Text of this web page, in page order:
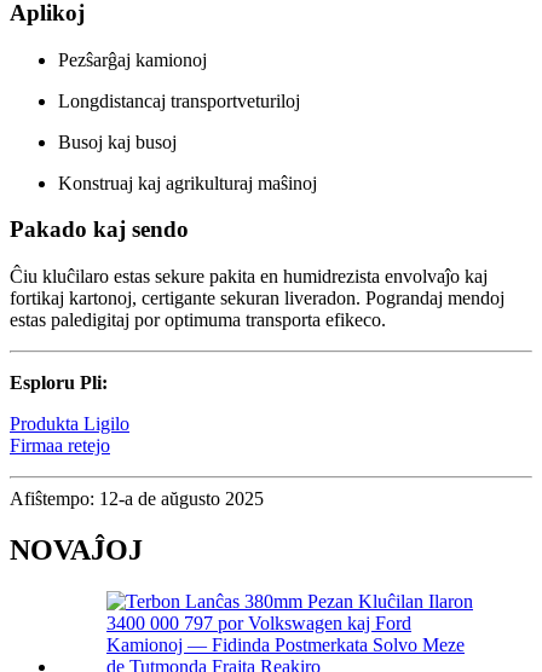
Aplikoj
Pezŝarĝaj kamionoj
Longdistancaj transportveturiloj
Busoj kaj busoj
Konstruaj kaj agrikulturaj maŝinoj
Pakado kaj sendo
Ĉiu kluĉilaro estas sekure pakita en humidrezista envolvaĵo kaj
fortikaj kartonoj, certigante sekuran liveradon. Pograndaj mendoj
estas paledigitaj por optimuma transporta efikeco.
Esploru Pli:
Produkta Ligilo
Firmaa retejo
Afiŝtempo: 12-a de aŭgusto 2025
NOVAĴOJ